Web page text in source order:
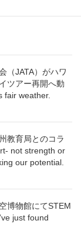
（JATA）がハワ
ツアー再開へ動
fair weather.
教育局とのコラ
not strength or
our potential.
博物館にてSTEM
just found